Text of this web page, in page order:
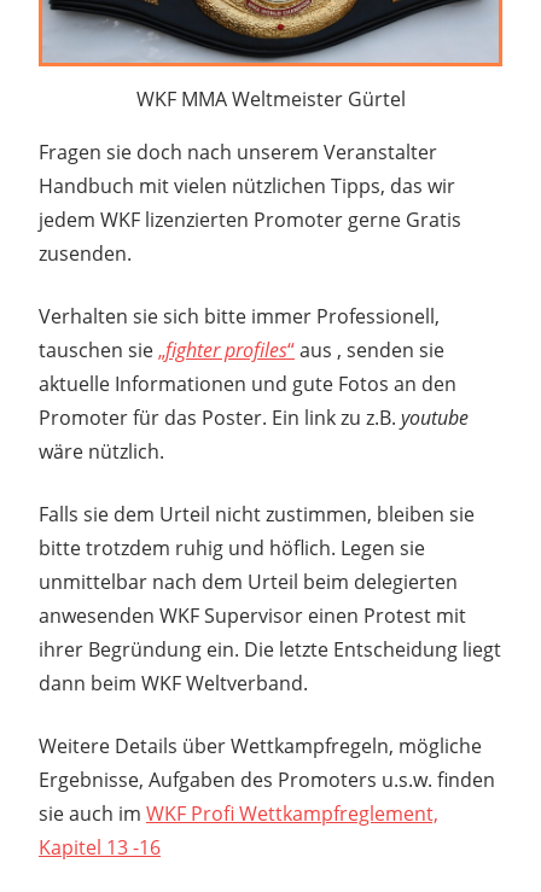
WKF MMA Weltmeister Gürtel
Fragen sie doch nach unserem Veranstalter
Handbuch mit vielen nützlichen Tipps, das wir
jedem WKF lizenzierten Promoter gerne Gratis
zusenden.
Verhalten sie sich bitte immer Professionell,
tauschen sie„fighter profiles“aus , senden sie
aktuelle Informationen und gute Fotos an den
Promoter für das Poster. Ein link zu z.B. youtube
wäre nützlich.
Falls sie dem Urteil nicht zustimmen, bleiben sie
bitte trotzdem ruhig und höflich. Legen sie
unmittelbar nach dem Urteil beim delegierten
anwesenden WKF Supervisor einen Protest mit
ihrer Begründung ein. Die letzte Entscheidung liegt
dann beim WKF Weltverband.
Weitere Details über Wettkampfregeln, mögliche
Ergebnisse, Aufgaben des Promoters u.s.w. finden
sie auch im WKF Profi Wettkampfreglement,
Kapitel 13 -16